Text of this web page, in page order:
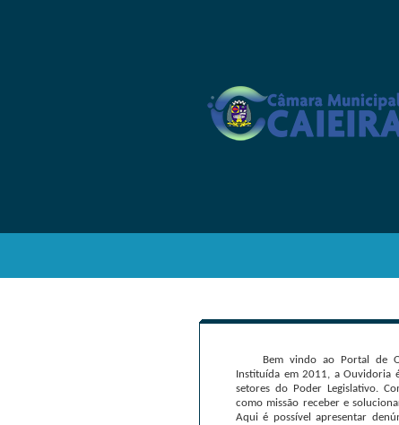
Bem vindo ao Portal de
Instituída em 2011, a Ouvidoria
setores do Poder Legislativo.
como missão receber e
Aqui é possível apresentar